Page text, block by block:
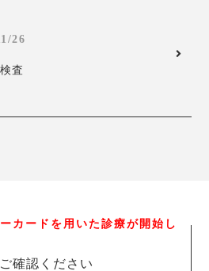
26
査
カードを用いた診療が開始し
確認ください